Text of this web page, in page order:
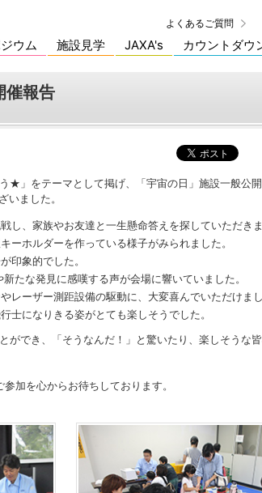
よくあるご質問
ウム 施設見学 JAXA's カウントダウ
報告
」をテーマとして掲げ、「宇宙の日」施設一般公開
いました。
し、家族やお友達と一生懸命答えを探していただきま
ーホルダーを作っている様子がみられました。
印象的でした。
たな発見に感嘆する声が会場に響いていました。
レーザー測距設備の駆動に、大変喜んでいただけまし
士になりきる姿がとても楽しそうでした。
でき、「そうなんだ！」と驚いたり、楽しそうな
加を心からお待ちしております。